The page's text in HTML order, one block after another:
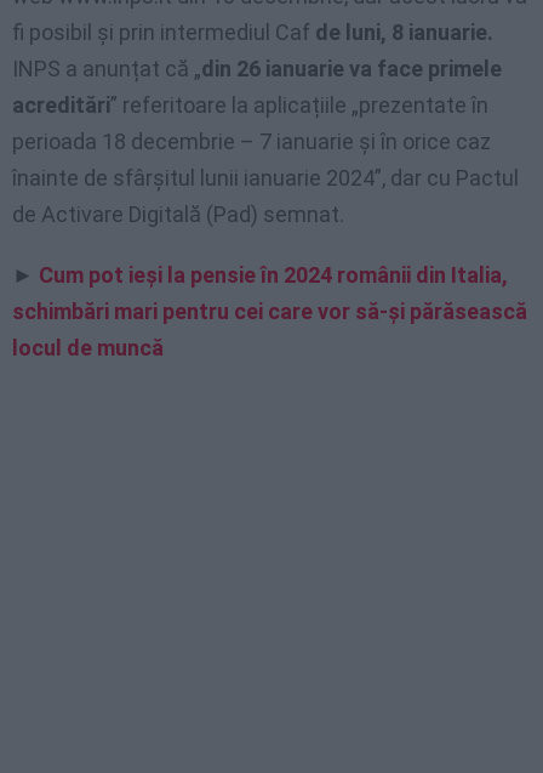
fi posibil și prin intermediul Caf de luni, 8 ianuarie.
INPS a anunțat că „din 26 ianuarie va face primele
acreditări” referitoare la aplicațiile „prezentate în
perioada 18 decembrie – 7 ianuarie și în orice caz
înainte de sfârșitul lunii ianuarie 2024”, dar cu Pactul
de Activare Digitală (Pad) semnat.
► Cum pot ieși la pensie în 2024 românii din Italia,
schimbări mari pentru cei care vor să-și părăsească
locul de muncă